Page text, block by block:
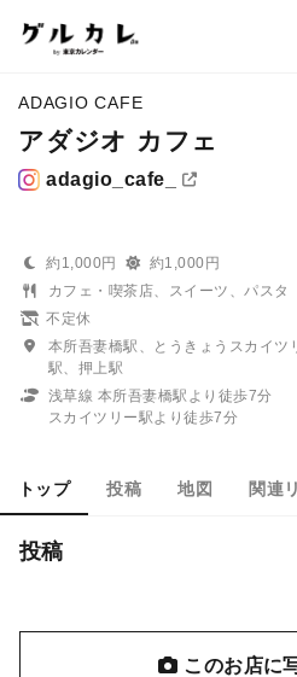
ADAGIO CAFE
アダジオ カフェ
adagio_cafe_
約1,000円
約1,000円
カフェ・喫茶店、スイーツ、パスタ
不定休
本所吾妻橋駅、とうきょうスカイツ
駅、押上駅
浅草線 本所吾妻橋駅より徒歩7分
スカイツリー駅より徒歩7分
トップ 投稿 地図 関連
投稿
このお店に